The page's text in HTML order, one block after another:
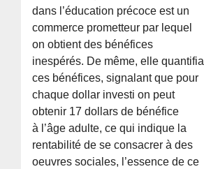
dans l’éducation précoce est un
commerce prometteur par lequel
on obtient des bénéfices
inespérés. De même, elle quantifia
ces bénéfices, signalant que pour
chaque dollar investi on peut
obtenir 17 dollars de bénéfice
à l’âge adulte, ce qui indique la
rentabilité de se consacrer à des
oeuvres sociales, l’essence de ce